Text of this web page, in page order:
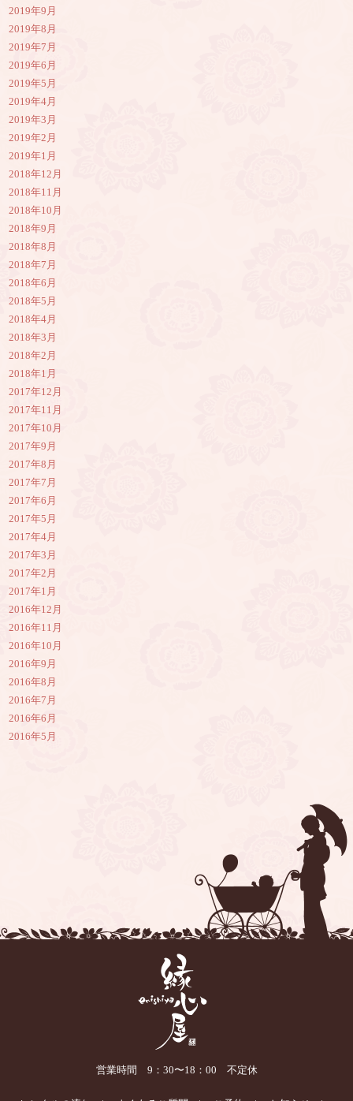
2019年9月
2019年8月
2019年7月
2019年6月
2019年5月
2019年4月
2019年3月
2019年2月
2019年1月
2018年12月
2018年11月
2018年10月
2018年9月
2018年8月
2018年7月
2018年6月
2018年5月
2018年4月
2018年3月
2018年2月
2018年1月
2017年12月
2017年11月
2017年10月
2017年9月
2017年8月
2017年7月
2017年6月
2017年5月
2017年4月
2017年3月
2017年2月
2017年1月
2016年12月
2016年11月
2016年10月
2016年9月
2016年8月
2016年7月
2016年6月
2016年5月
営業時間 9：30〜18：00 不定休